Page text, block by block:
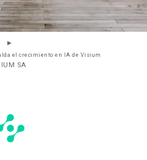
el crecimiento en IA de Visium
SA